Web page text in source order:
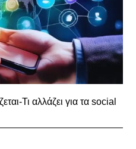
Τι αλλάζει για τα social